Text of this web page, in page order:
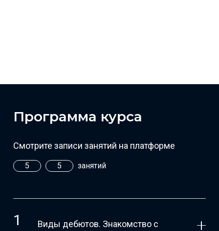
Программа курса
Смотрите записи занятий на платформе
5 5 занятий
Виды дебютов. Знакомство с